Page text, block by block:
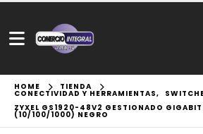
HOME TIENDA
CONECTIVIDAD Y HERRAMIENTAS,
ZYXEL GS1920-48V2 GESTIONADO GIGABIT
(10/100/1000) NEGRO